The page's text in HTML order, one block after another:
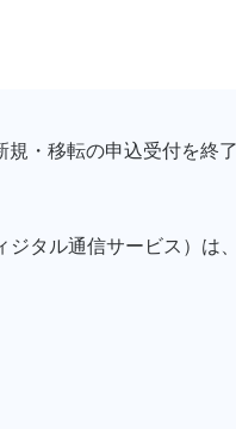
・移転の申込受付を
タル通信サービス）